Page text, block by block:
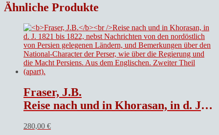
Ähnliche Produkte
Fraser, J.B.
Reise nach und in Khorasan, in d. J. 1821 bis 1822, nebst Nachrichten von den nordöstlich von Persien gelegenen Ländern, und Bemerkungen über den National-Character der Perser, wie über die Regierung und die Macht Persiens. Aus dem Englischen. Zweiter Theil (apart).
280,00 €